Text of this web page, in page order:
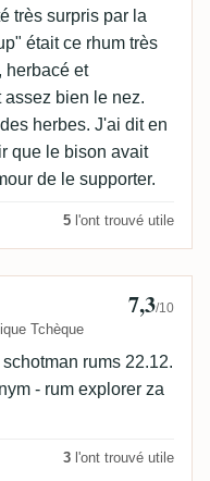
très surpris par la
était ce rhum très
herbacé et
bien le nez.
herbes. J'ai dit en
que le bison avait
de le supporter.
5 l'ont trouvé utile
Tchèque
7,3/10
rums 22.12.
- rum explorer za
3 l'ont trouvé utile